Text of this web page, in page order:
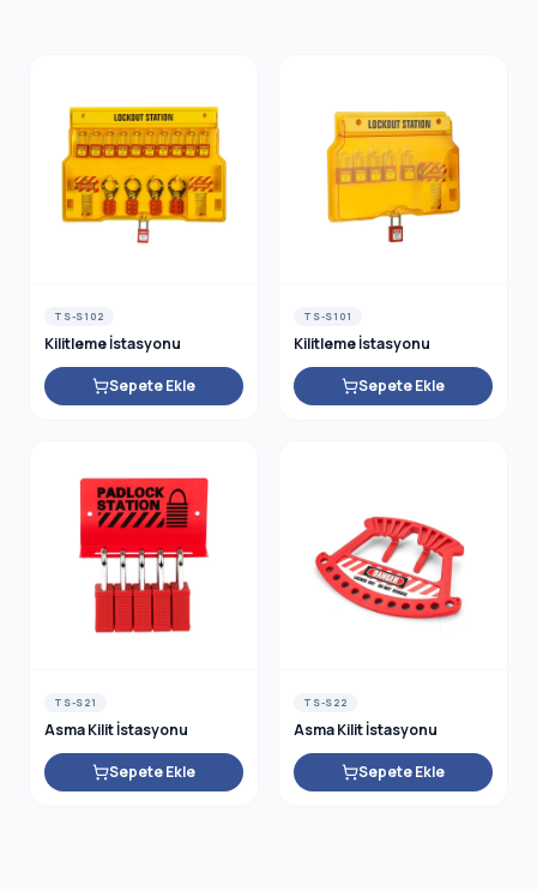
TS-S102
Kilitleme İstasyonu
Sepete Ekle
TS-S101
Kilitleme İstasyonu
Sepete Ekle
TS-S21
Asma Kilit İstasyonu
Sepete Ekle
TS-S22
Asma Kilit İstasyonu
Sepete Ekle